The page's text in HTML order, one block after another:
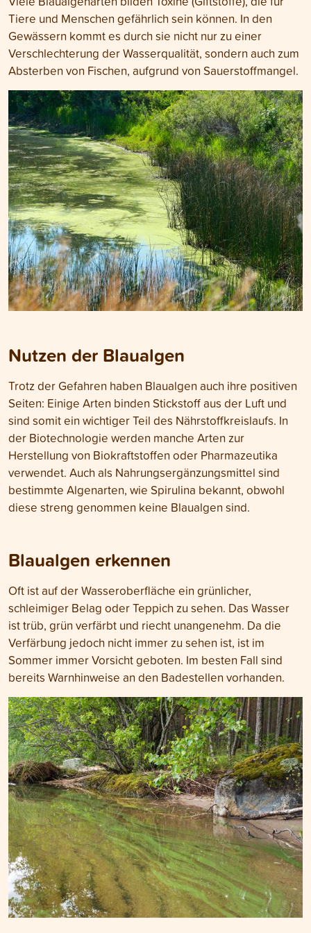
Tiere und Menschen gefährlich sein können. In den
Gewässern kommt es durch sie nicht nur zu einer
Verschlechterung der Wasserqualität, sondern auch zum
Absterben von Fischen, aufgrund von Sauerstoffmangel.
Nutzen der Blaualgen
Trotz der Gefahren haben Blaualgen auch ihre positiven
Seiten: Einige Arten binden Stickstoff aus der Luft und
sind somit ein wichtiger Teil des Nährstoffkreislaufs. In
der Biotechnologie werden manche Arten zur
Herstellung von Biokraftstoffen oder Pharmazeutika
verwendet. Auch als Nahrungsergänzungsmittel sind
bestimmte Algenarten, wie Spirulina bekannt, obwohl
diese streng genommen keine Blaualgen sind.
Blaualgen erkennen
Oft ist auf der Wasseroberfläche ein grünlicher,
schleimiger Belag oder Teppich zu sehen. Das Wasser
ist trüb, grün verfärbt und riecht unangenehm. Da die
Verfärbung jedoch nicht immer zu sehen ist, ist im
Sommer immer Vorsicht geboten. Im besten Fall sind
bereits Warnhinweise an den Badestellen vorhanden.